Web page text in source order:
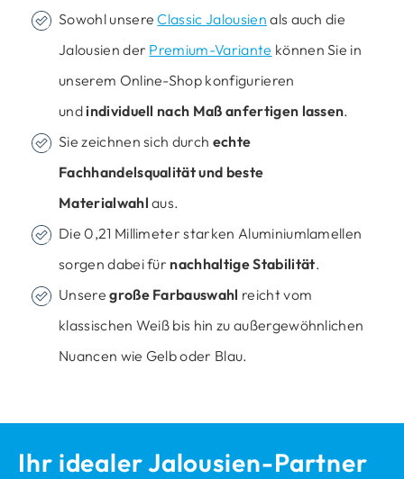
Sowohl unsereClassic Jalousien als auch die
Jalousien der Premium-Variante können Sie in
unserem Online-Shop konfigurieren
undindividuell nach Maß anfertigen lassen.
Sie zeichnen sich durch echte
Fachhandelsqualität und beste
Materialwahl aus.
Die 0,21 Millimeter starken Aluminiumlamellen
sorgen dabei für nachhaltige Stabilität.
Unseregroße Farbauswahl reicht vom
klassischen Weiß bis hin zu außergewöhnlichen
Nuancen wie Gelb oder Blau.
Ihr idealer Jalousien-Partner